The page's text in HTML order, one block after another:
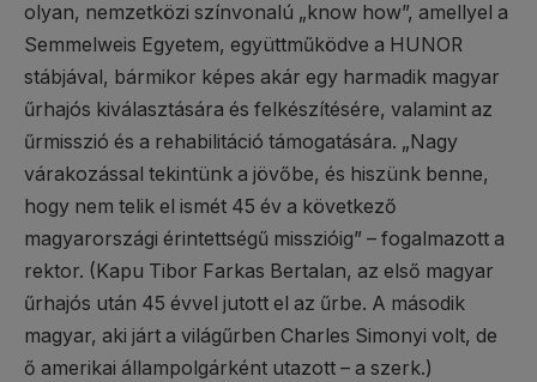
olyan, nemzetközi színvonalú „know how”, amellyel a
Semmelweis Egyetem, együttműködve a HUNOR
stábjával, bármikor képes akár egy harmadik magyar
űrhajós kiválasztására és felkészítésére, valamint az
űrmisszió és a rehabilitáció támogatására. „Nagy
várakozással tekintünk a jövőbe, és hiszünk benne,
hogy nem telik el ismét 45 év a következő
magyarországi érintettségű misszióig” – fogalmazott a
rektor. (Kapu Tibor Farkas Bertalan, az első magyar
űrhajós után 45 évvel jutott el az űrbe. A második
magyar, aki járt a világűrben Charles Simonyi volt, de
ő amerikai állampolgárként utazott – a szerk.)